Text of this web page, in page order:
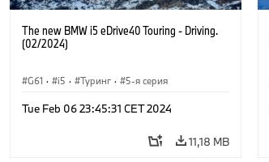
The new BMW i5 eDrive40 Touring - Driving.
(02/2024)
G61 · i5 · Туринг · 5-я серия
Tue Feb 06 23:45:31 CET 2024
11,18 MB